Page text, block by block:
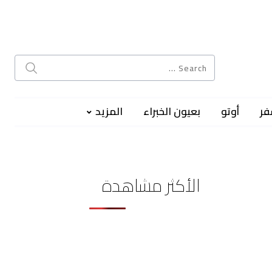
أوتو بعيون الخبراء المزيد
الأكثر مشاهدة